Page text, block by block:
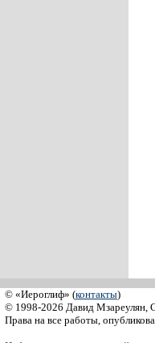
© «Иероглиф» (контакты)
© 1998-2026 Давид Мзареулян,
Права на все работы,